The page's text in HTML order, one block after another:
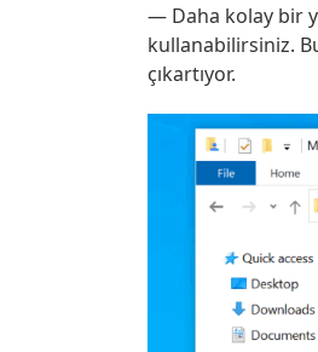
— Daha kolay bir
kullanabilirsiniz.
çıkartıyor.